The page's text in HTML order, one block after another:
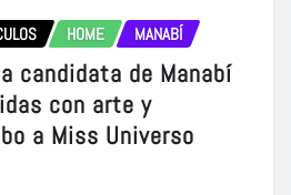
HOME MANABÍ
candidata de Manabí
con arte y
a Miss Universo